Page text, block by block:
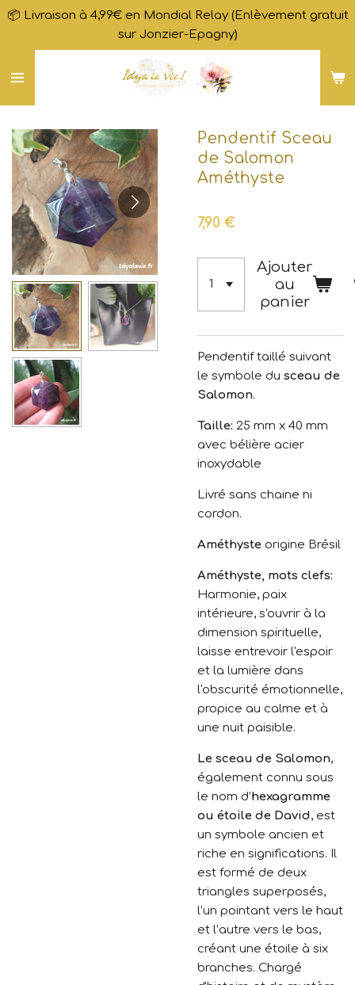
Passer
contenu
principal
📦 Livraison à 4,99€ en Mondial Relay (Enlèvement gratuit
sur Jonzier-Epagny)
Pendentif Sceau
de Salomon
Améthyste
7,90 €
Ajouter
au
panier
Pendentif taillé suivant
le symbole du sceau de
Salomon.
Taille: 25 mm x 40 mm
avec bélière acier
inoxydable
Livré sans chaine ni
cordon.
Améthyste origine Brésil
Améthyste, mots clefs:
Harmonie, paix
intérieure, s'ouvrir à la
dimension spirituelle,
laisse entrevoir l'espoir
et la lumière dans
l'obscurité émotionnelle,
propice au calme et à
une nuit paisible.
Le sceau de Salomon,
également connu sous
le nom d’hexagramme
ou étoile de David, est
un symbole ancien et
riche en significations. Il
est formé de deux
triangles superposés,
l’un pointant vers le haut
et l’autre vers le bas,
créant une étoile à six
branches. Chargé